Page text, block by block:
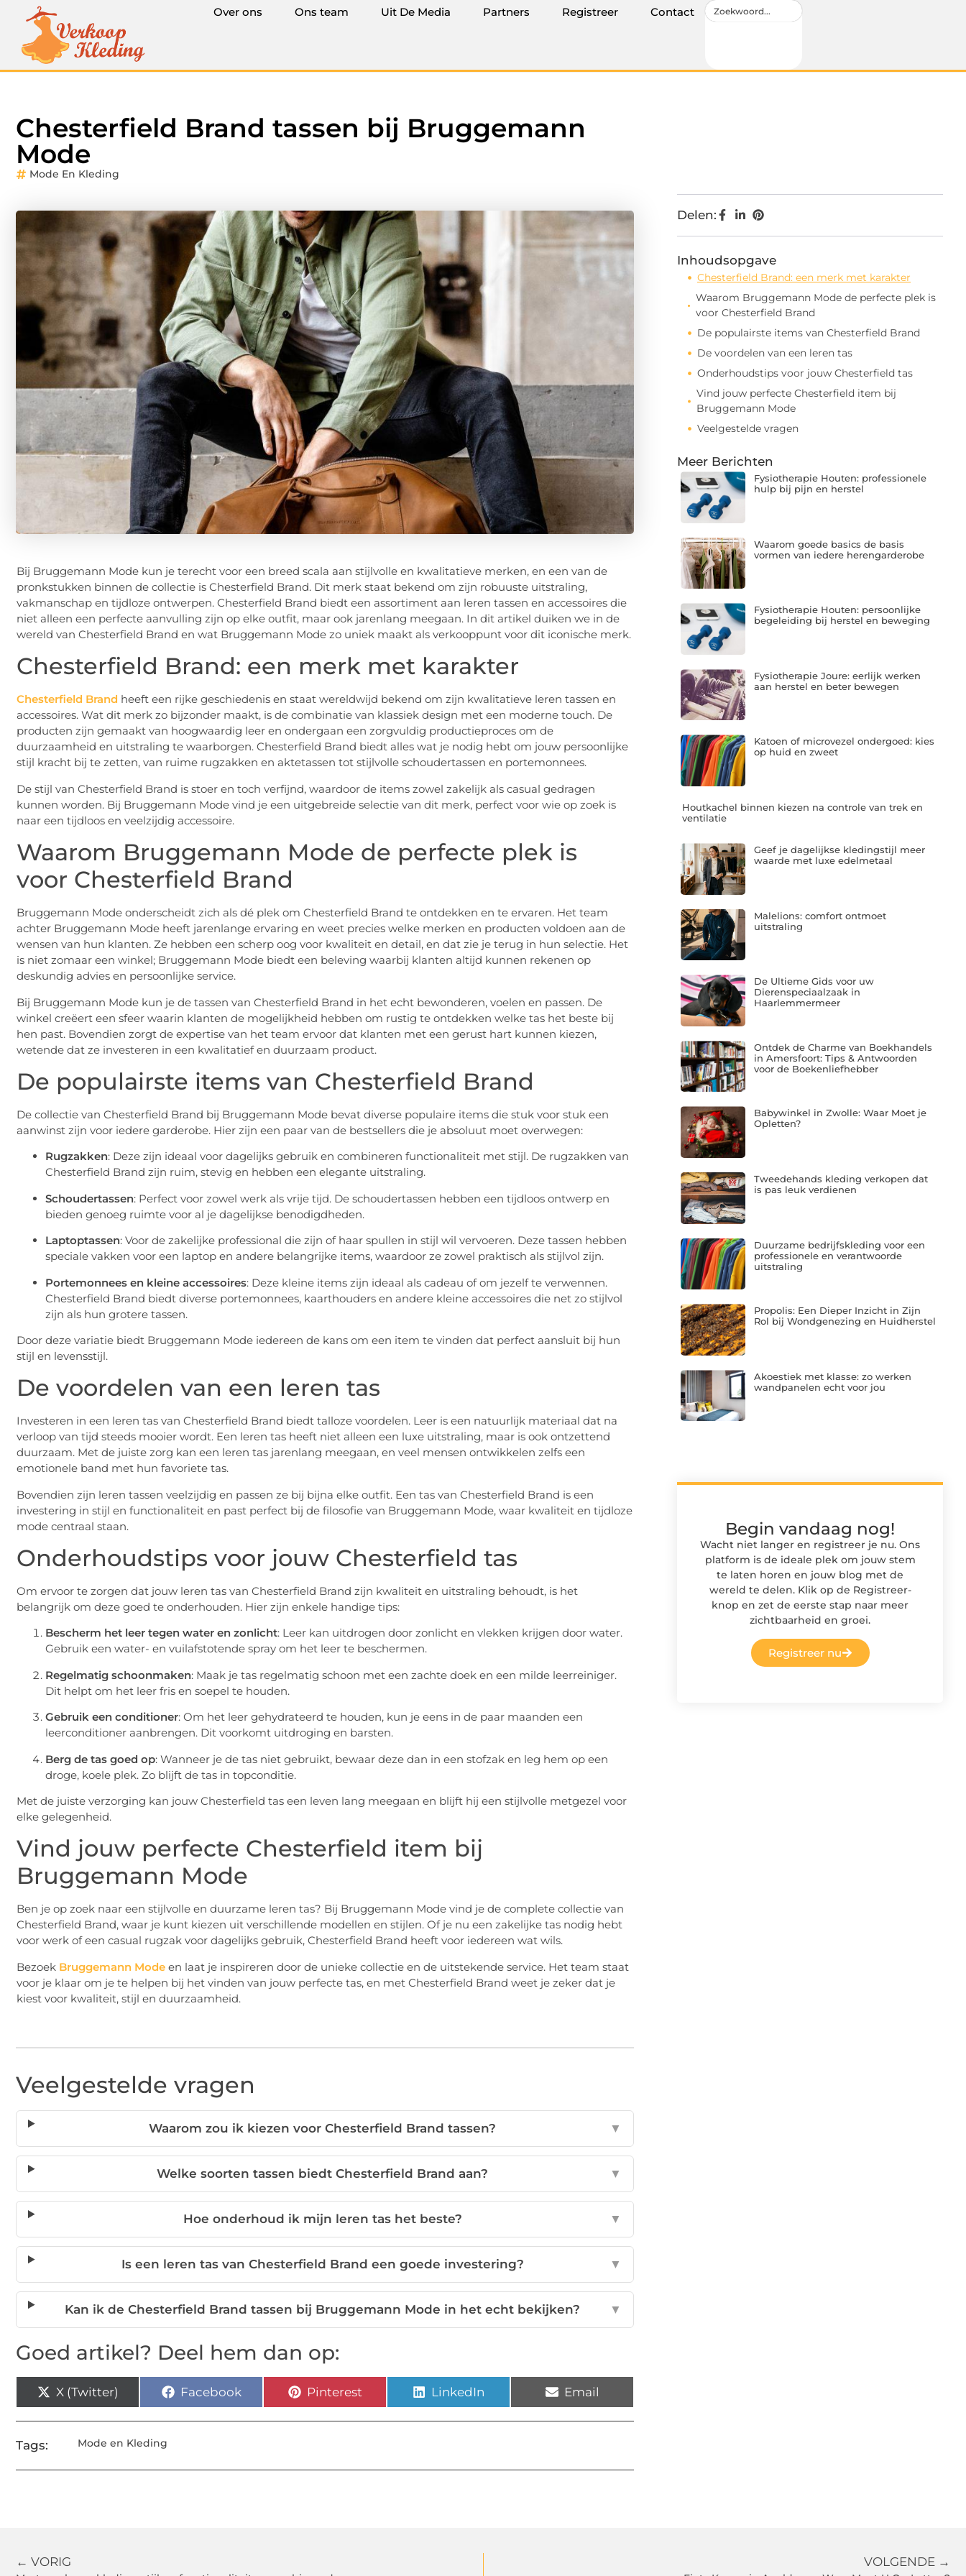
Over ons Ons team Uit De Media Partners Registreer Contact
Chesterfield Brand tassen bij Bruggemann
Mode
Mode En Kleding
Bij Bruggemann Mode kun je terecht voor een breed scala aan stijlvolle en kwalitatieve merken, en een van de
pronkstukken binnen de collectie is Chesterfield Brand. Dit merk staat bekend om zijn robuuste uitstraling,
vakmanschap en tijdloze ontwerpen. Chesterfield Brand biedt een assortiment aan leren tassen en accessoires die
niet alleen een perfecte aanvulling zijn op elke outfit, maar ook jarenlang meegaan. In dit artikel duiken we in de
wereld van Chesterfield Brand en wat Bruggemann Mode zo uniek maakt als verkooppunt voor dit iconische merk.
Chesterfield Brand: een merk met karakter
Chesterfield Brand heeft een rijke geschiedenis en staat wereldwijd bekend om zijn kwalitatieve leren tassen en
accessoires. Wat dit merk zo bijzonder maakt, is de combinatie van klassiek design met een moderne touch. De
producten zijn gemaakt van hoogwaardig leer en ondergaan een zorgvuldig productieproces om de
duurzaamheid en uitstraling te waarborgen. Chesterfield Brand biedt alles wat je nodig hebt om jouw persoonlijke
stijl kracht bij te zetten, van ruime rugzakken en aktetassen tot stijlvolle schoudertassen en portemonnees.
De stijl van Chesterfield Brand is stoer en toch verfijnd, waardoor de items zowel zakelijk als casual gedragen
kunnen worden. Bij Bruggemann Mode vind je een uitgebreide selectie van dit merk, perfect voor wie op zoek is
naar een tijdloos en veelzijdig accessoire.
Waarom Bruggemann Mode de perfecte plek is
voor Chesterfield Brand
Bruggemann Mode onderscheidt zich als dé plek om Chesterfield Brand te ontdekken en te ervaren. Het team
achter Bruggemann Mode heeft jarenlange ervaring en weet precies welke merken en producten voldoen aan de
wensen van hun klanten. Ze hebben een scherp oog voor kwaliteit en detail, en dat zie je terug in hun selectie. Het
is niet zomaar een winkel; Bruggemann Mode biedt een beleving waarbij klanten altijd kunnen rekenen op
deskundig advies en persoonlijke service.
Bij Bruggemann Mode kun je de tassen van Chesterfield Brand in het echt bewonderen, voelen en passen. De
winkel creëert een sfeer waarin klanten de mogelijkheid hebben om rustig te ontdekken welke tas het beste bij
hen past. Bovendien zorgt de expertise van het team ervoor dat klanten met een gerust hart kunnen kiezen,
wetende dat ze investeren in een kwalitatief en duurzaam product.
De populairste items van Chesterfield Brand
De collectie van Chesterfield Brand bij Bruggemann Mode bevat diverse populaire items die stuk voor stuk een
aanwinst zijn voor iedere garderobe. Hier zijn een paar van de bestsellers die je absoluut moet overwegen:
Rugzakken: Deze zijn ideaal voor dagelijks gebruik en combineren functionaliteit met stijl. De rugzakken van
Chesterfield Brand zijn ruim, stevig en hebben een elegante uitstraling.
Schoudertassen: Perfect voor zowel werk als vrije tijd. De schoudertassen hebben een tijdloos ontwerp en
bieden genoeg ruimte voor al je dagelijkse benodigdheden.
Laptoptassen: Voor de zakelijke professional die zijn of haar spullen in stijl wil vervoeren. Deze tassen hebben
speciale vakken voor een laptop en andere belangrijke items, waardoor ze zowel praktisch als stijlvol zijn.
Portemonnees en kleine accessoires: Deze kleine items zijn ideaal als cadeau of om jezelf te verwennen.
Chesterfield Brand biedt diverse portemonnees, kaarthouders en andere kleine accessoires die net zo stijlvol
zijn als hun grotere tassen.
Door deze variatie biedt Bruggemann Mode iedereen de kans om een item te vinden dat perfect aansluit bij hun
stijl en levensstijl.
De voordelen van een leren tas
Investeren in een leren tas van Chesterfield Brand biedt talloze voordelen. Leer is een natuurlijk materiaal dat na
verloop van tijd steeds mooier wordt. Een leren tas heeft niet alleen een luxe uitstraling, maar is ook ontzettend
duurzaam. Met de juiste zorg kan een leren tas jarenlang meegaan, en veel mensen ontwikkelen zelfs een
emotionele band met hun favoriete tas.
Bovendien zijn leren tassen veelzijdig en passen ze bij bijna elke outfit. Een tas van Chesterfield Brand is een
investering in stijl en functionaliteit en past perfect bij de filosofie van Bruggemann Mode, waar kwaliteit en tijdloze
mode centraal staan.
Onderhoudstips voor jouw Chesterfield tas
Om ervoor te zorgen dat jouw leren tas van Chesterfield Brand zijn kwaliteit en uitstraling behoudt, is het
belangrijk om deze goed te onderhouden. Hier zijn enkele handige tips:
Bescherm het leer tegen water en zonlicht: Leer kan uitdrogen door zonlicht en vlekken krijgen door water.
Gebruik een water- en vuilafstotende spray om het leer te beschermen.
Regelmatig schoonmaken: Maak je tas regelmatig schoon met een zachte doek en een milde leerreiniger.
Dit helpt om het leer fris en soepel te houden.
Gebruik een conditioner: Om het leer gehydrateerd te houden, kun je eens in de paar maanden een
leerconditioner aanbrengen. Dit voorkomt uitdroging en barsten.
Berg de tas goed op: Wanneer je de tas niet gebruikt, bewaar deze dan in een stofzak en leg hem op een
droge, koele plek. Zo blijft de tas in topconditie.
Met de juiste verzorging kan jouw Chesterfield tas een leven lang meegaan en blijft hij een stijlvolle metgezel voor
elke gelegenheid.
Vind jouw perfecte Chesterfield item bij
Bruggemann Mode
Ben je op zoek naar een stijlvolle en duurzame leren tas? Bij Bruggemann Mode vind je de complete collectie van
Chesterfield Brand, waar je kunt kiezen uit verschillende modellen en stijlen. Of je nu een zakelijke tas nodig hebt
voor werk of een casual rugzak voor dagelijks gebruik, Chesterfield Brand heeft voor iedereen wat wils.
Bezoek Bruggemann Mode en laat je inspireren door de unieke collectie en de uitstekende service. Het team staat
voor je klaar om je te helpen bij het vinden van jouw perfecte tas, en met Chesterfield Brand weet je zeker dat je
kiest voor kwaliteit, stijl en duurzaamheid.
Veelgestelde vragen
Waarom zou ik kiezen voor Chesterfield Brand tassen? ▼
Welke soorten tassen biedt Chesterfield Brand aan? ▼
Hoe onderhoud ik mijn leren tas het beste? ▼
Is een leren tas van Chesterfield Brand een goede investering? ▼
Kan ik de Chesterfield Brand tassen bij Bruggemann Mode in het echt bekijken? ▼
Goed artikel? Deel hem dan op:
X (Twitter) Facebook Pinterest LinkedIn Email
Tags: Mode en Kleding
Delen:
Inhoudsopgave
Chesterfield Brand: een merk met karakter
Waarom Bruggemann Mode de perfecte plek is
voor Chesterfield Brand
De populairste items van Chesterfield Brand
De voordelen van een leren tas
Onderhoudstips voor jouw Chesterfield tas
Vind jouw perfecte Chesterfield item bij
Bruggemann Mode
Veelgestelde vragen
Meer Berichten
Fysiotherapie Houten: professionele
hulp bij pijn en herstel
Waarom goede basics de basis
vormen van iedere herengarderobe
Fysiotherapie Houten: persoonlijke
begeleiding bij herstel en beweging
Fysiotherapie Joure: eerlijk werken
aan herstel en beter bewegen
Katoen of microvezel ondergoed: kies
op huid en zweet
Houtkachel binnen kiezen na controle van trek en
ventilatie
Geef je dagelijkse kledingstijl meer
waarde met luxe edelmetaal
Malelions: comfort ontmoet
uitstraling
De Ultieme Gids voor uw
Dierenspeciaalzaak in
Haarlemmermeer
Ontdek de Charme van Boekhandels
in Amersfoort: Tips & Antwoorden
voor de Boekenliefhebber
Babywinkel in Zwolle: Waar Moet je
Opletten?
Tweedehands kleding verkopen dat
is pas leuk verdienen
Duurzame bedrijfskleding voor een
professionele en verantwoorde
uitstraling
Propolis: Een Dieper Inzicht in Zijn
Rol bij Wondgenezing en Huidherstel
Akoestiek met klasse: zo werken
wandpanelen echt voor jou
Begin vandaag nog!
Wacht niet langer en registreer je nu. Ons
platform is de ideale plek om jouw stem
te laten horen en jouw blog met de
wereld te delen. Klik op de Registreer-
knop en zet de eerste stap naar meer
zichtbaarheid en groei.
Registreer nu
← VORIG VOLGENDE →